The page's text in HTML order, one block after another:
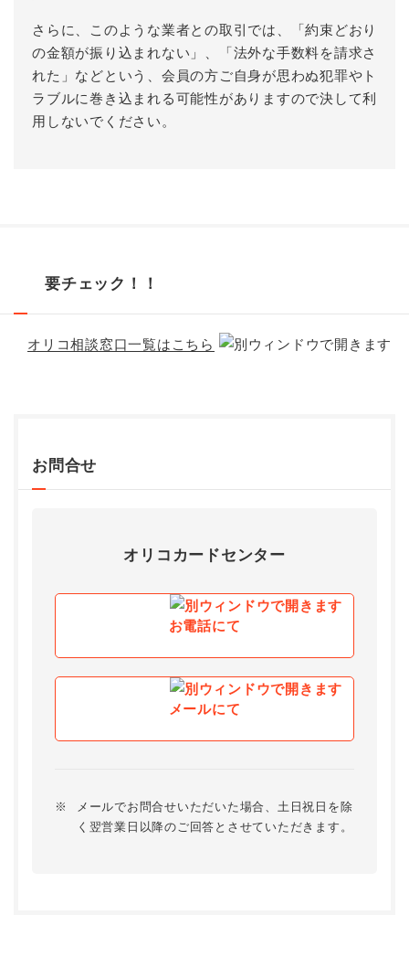
さらに、このような業者との取引では、「約束どおり
の金額が振り込まれない」、「法外な手数料を請求さ
れた」などという、会員の方ご自身が思わぬ犯罪やト
ラブルに巻き込まれる可能性がありますので決して利
用しないでください。
要チェック！！
オリコ相談窓口一覧はこちら
お問合せ
オリコカードセンター
お電話にて
メールにて
※
メールでお問合せいただいた場合、土日祝日を除
く翌営業日以降のご回答とさせていただきます。